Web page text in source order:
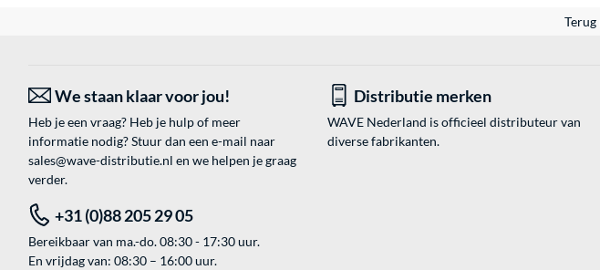
Terug
We staan klaar voor jou!
Heb je een vraag? Heb je hulp of meer
informatie nodig? Stuur dan een e-mail naar
sales@wave-distributie.nl en we helpen je graag
verder.
Distributie merken
WAVE Nederland is officieel distributeur van
diverse fabrikanten.
+31 (0)88 205 29 05
Bereikbaar van ma.-do. 08:30 - 17:30 uur.
En vrijdag van: 08:30 – 16:00 uur.